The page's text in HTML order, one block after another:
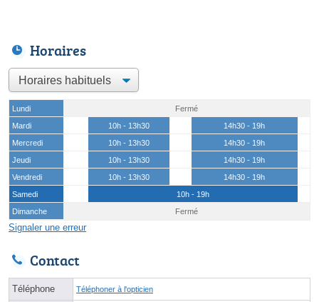
Horaires
Lundi
Fermé
Mardi
10h - 13h30
14h30 - 19h
Mercredi
10h - 13h30
14h30 - 19h
Jeudi
10h - 13h30
14h30 - 19h
Vendredi
10h - 13h30
14h30 - 19h
Samedi
10h - 19h
Dimanche
Fermé
Signaler une erreur
Contact
Téléphone Téléphoner à l'opticien